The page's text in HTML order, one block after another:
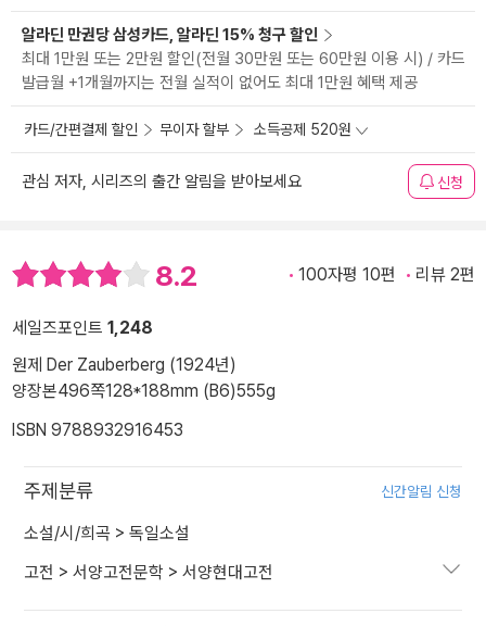
알라딘 만권당 삼성카드, 알라딘 15% 청구 할인
최대 1만원 또는 2만원 할인(전월 30만원 또는 60만원 이용 시) / 카드
발급월 +1개월까지는 전월 실적이 없어도 최대 1만원 혜택 제공
카드/간편결제 할인 무이자 할부 소득공제 520원
관심 저자, 시리즈의 출간 알림을 받아보세요 신청
8.2 100자평 10편 리뷰 2편
세일즈포인트 1,248
원제 Der Zauberberg (1924년)
양장본496쪽128*188mm (B6)555g
ISBN 9788932916453
주제분류 신간알림 신청
소설/시/희곡 > 독일소설
고전 > 서양고전문학 > 서양현대고전